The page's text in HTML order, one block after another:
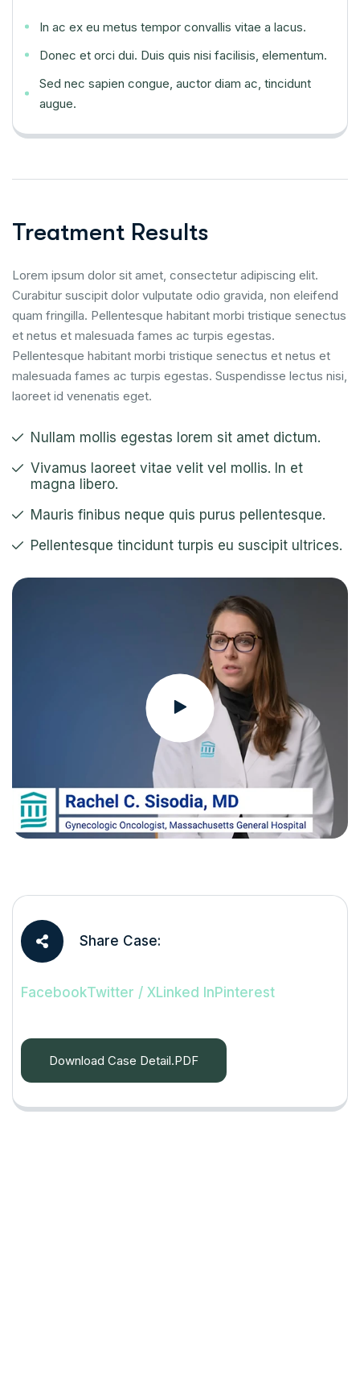
In ac ex eu metus tempor convallis vitae a lacus.
Donec et orci dui. Duis quis nisi facilisis, elementum.
Sed nec sapien congue, auctor diam ac, tincidunt
augue.
Treatment Results
Lorem ipsum dolor sit amet, consectetur adipiscing elit.
Curabitur suscipit dolor vulputate odio gravida, non eleifend
quam fringilla. Pellentesque habitant morbi tristique senectus
et netus et malesuada fames ac turpis egestas.
Pellentesque habitant morbi tristique senectus et netus et
malesuada fames ac turpis egestas. Suspendisse lectus nisi,
laoreet id venenatis eget.
Nullam mollis egestas lorem sit amet dictum.
Vivamus laoreet vitae velit vel mollis. In et
magna libero.
Mauris finibus neque quis purus pellentesque.
Pellentesque tincidunt turpis eu suscipit ultrices.
Share Case:
FacebookTwitter / XLinked InPinterest
Download Case Detail.PDF